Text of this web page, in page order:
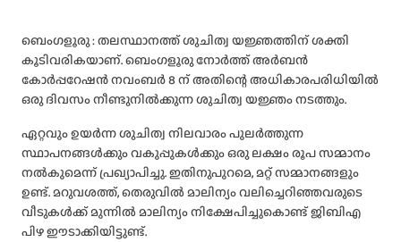
ബെംഗളൂരു : തലസ്ഥാനത്ത് ശുചിത്വ യജ്ഞത്തിന് ശക്തി
കൂടിവരികയാണ്. ബെംഗളൂരു നോർത്ത് അർബൻ
കോർപ്പറേഷൻ നവംബർ 8 ന് അതിന്റെ അധികാരപരിധിയിൽ
ഒരു ദിവസം നീണ്ടുനിൽക്കുന്ന ശുചിത്വ യജ്ഞം നടത്തും.
ഏറ്റവും ഉയർന്ന ശുചിത്വ നിലവാരം പുലർത്തുന്ന
സ്ഥാപനങ്ങൾക്കും വകുപ്പുകൾക്കും ഒരു ലക്ഷം രൂപ സമ്മാനം
നൽകുമെന്ന് പ്രഖ്യാപിച്ചു. ഇതിനുപുറമെ, മറ്റ് സമ്മാനങ്ങളും
ഉണ്ട്. മറുവശത്ത്, തെരുവിൽ മാലിന്യം വലിച്ചെറിഞ്ഞവരുടെ
വീടുകൾക്ക് മുന്നിൽ മാലിന്യം നിക്ഷേപിച്ചുകൊണ്ട് ജിബിഎ
പിഴ ഈടാക്കിയിട്ടുണ്ട്.